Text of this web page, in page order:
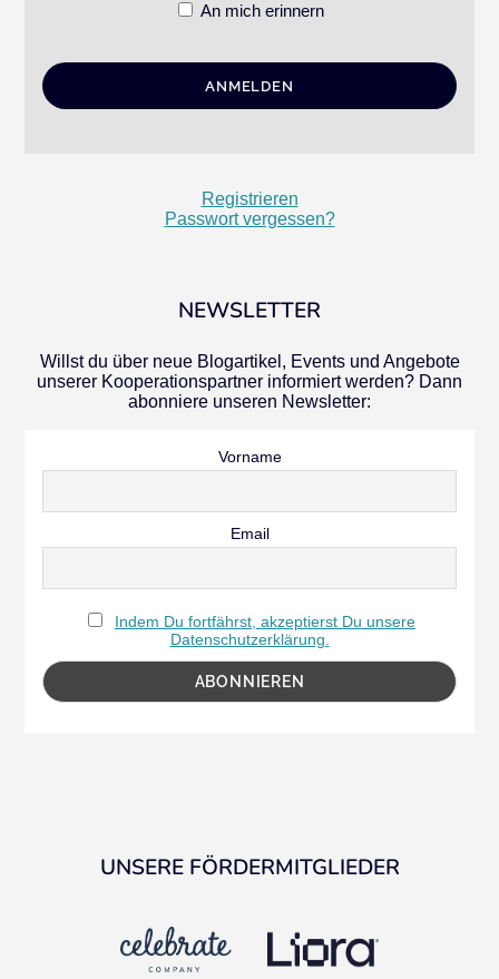
An mich erinnern
Registrieren
Passwort vergessen?
NEWSLETTER
Willst du über neue Blogartikel, Events und Angebote
unserer Kooperationspartner informiert werden? Dann
abonniere unseren Newsletter:
Vorname
Email
Indem Du fortfährst, akzeptierst Du unsere
Datenschutzerklärung.
UNSERE FÖRDERMITGLIEDER